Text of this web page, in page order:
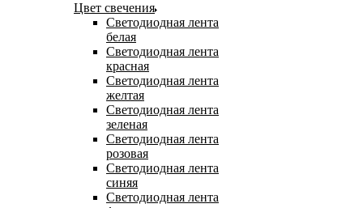
Цвет свечения
Светодиодная лента
белая
Светодиодная лента
красная
Светодиодная лента
желтая
Светодиодная лента
зеленая
Светодиодная лента
розовая
Светодиодная лента
синяя
Светодиодная лента